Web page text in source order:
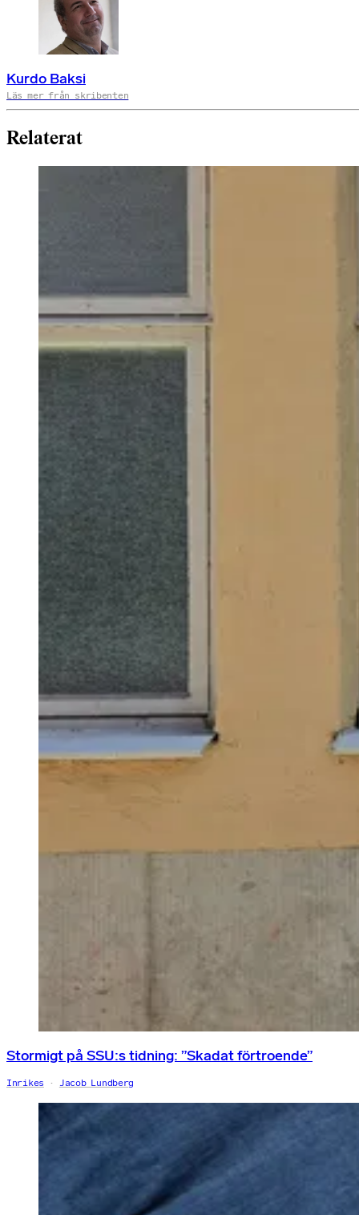
Kurdo Baksi
Läs mer från skribenten
Relaterat
Stormigt på SSU:s tidning: ”Skadat förtroende”
Inrikes Jacob Lundberg